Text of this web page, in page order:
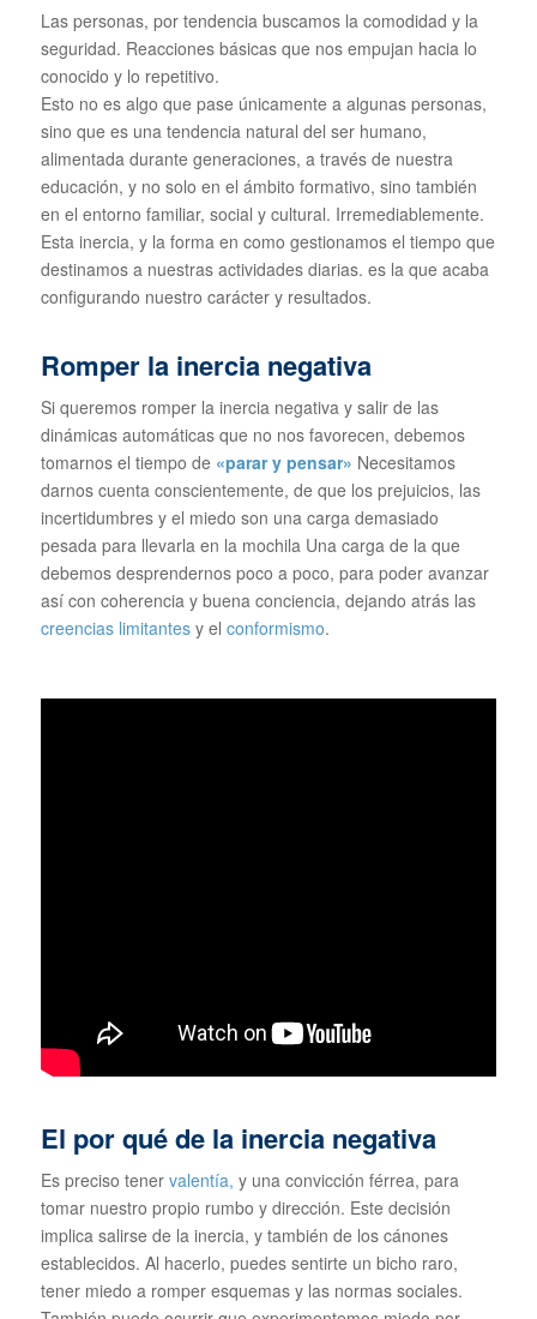
Las personas, por tendencia buscamos la comodidad y la
seguridad. Reacciones básicas que nos empujan hacia lo
conocido y lo repetitivo.
Esto no es algo que pase únicamente a algunas personas,
sino que es una tendencia natural del ser humano,
alimentada durante generaciones, a través de nuestra
educación, y no solo en el ámbito formativo, sino también
en el entorno familiar, social y cultural. Irremediablemente.
Esta inercia, y la forma en como gestionamos el tiempo que
destinamos a nuestras actividades diarias. es la que acaba
configurando nuestro carácter y resultados.
Romper la inercia negativa
Si queremos romper la inercia negativa y salir de las
dinámicas automáticas que no nos favorecen, debemos
tomarnos el tiempo de «parar y pensar» Necesitamos
darnos cuenta conscientemente, de que los prejuicios, las
incertidumbres y el miedo son una carga demasiado
pesada para llevarla en la mochila Una carga de la que
debemos desprendernos poco a poco, para poder avanzar
así con coherencia y buena conciencia, dejando atrás las
creencias limitantesy el conformismo.
El por qué de la inercia negativa
Es preciso tener valentía, y una convicción férrea, para
tomar nuestro propio rumbo y dirección. Este decisión
implica salirse de la inercia, y también de los cánones
establecidos. Al hacerlo, puedes sentirte un bicho raro,
tener miedo a romper esquemas y las normas sociales.